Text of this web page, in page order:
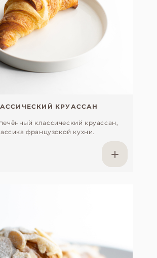
КРУАССАН
классический круассан,
французской кухни.